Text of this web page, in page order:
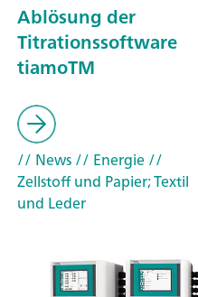
Ablösung der
Titrationssoftware
tiamoTM
// News// Energie//
Zellstoff und Papier; Textil
und Leder